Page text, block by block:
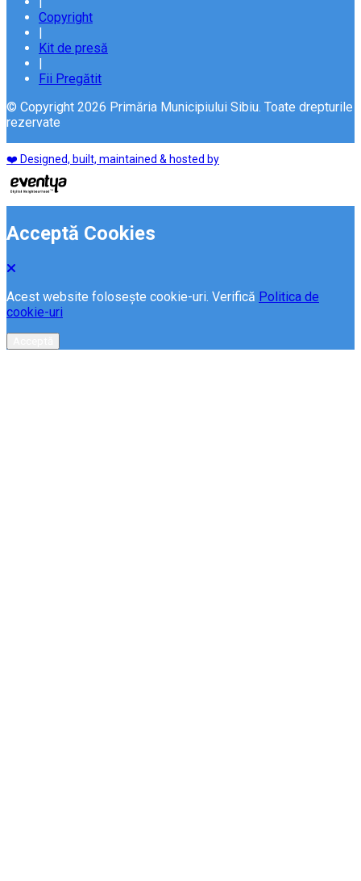
Copyright
|
Kit de presă
|
Fii Pregătit
© Copyright 2026 Primăria Municipiului Sibiu. Toate drepturile
rezervate
❤️ Designed, built, maintained & hosted by
Acceptă Cookies
Acest website folosește cookie-uri. Verifică Politica de
cookie-uri